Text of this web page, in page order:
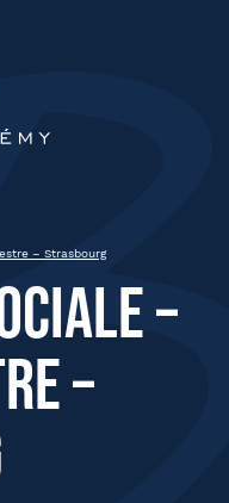
– Strasbourg
–
–
trimestre